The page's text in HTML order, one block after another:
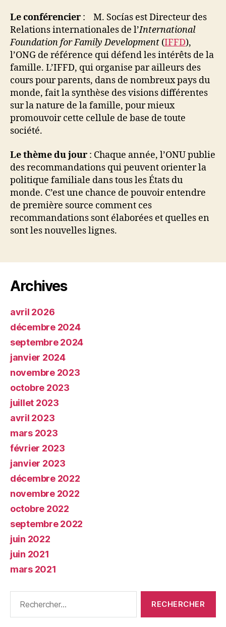
Le conférencier : M. Socías est Directeur des
Relations internationales de l’International
Foundation for Family Development (IFFD),
l’ONG de référence qui défend les intérêts de la
famille. L’IFFD, qui organise par ailleurs des
cours pour parents, dans de nombreux pays du
monde, fait la synthèse des visions différentes
sur la nature de la famille, pour mieux
promouvoir cette cellule de base de toute
société.
Le thème du jour : Chaque année, l’ONU publie
des recommandations qui peuvent orienter la
politique familiale dans tous les États du
monde. C’est une chance de pouvoir entendre
de première source comment ces
recommandations sont élaborées et quelles en
sont les nouvelles lignes.
Archives
avril 2026
décembre 2024
septembre 2024
janvier 2024
novembre 2023
octobre 2023
juillet 2023
avril 2023
mars 2023
février 2023
janvier 2023
décembre 2022
novembre 2022
octobre 2022
septembre 2022
juin 2022
juin 2021
mars 2021